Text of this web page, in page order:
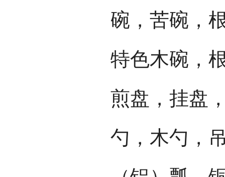
碗，苦碗，
特色木碗，
煎盘，挂盘
勺，木勺，